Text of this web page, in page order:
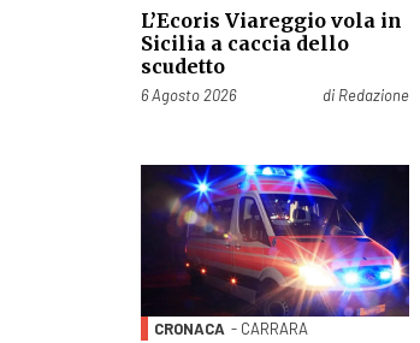
L’Ecoris Viareggio vola in
Sicilia a caccia dello
scudetto
Pubblicato il
6 Agosto 2026 di Redazione
CRONACA - CARRARA